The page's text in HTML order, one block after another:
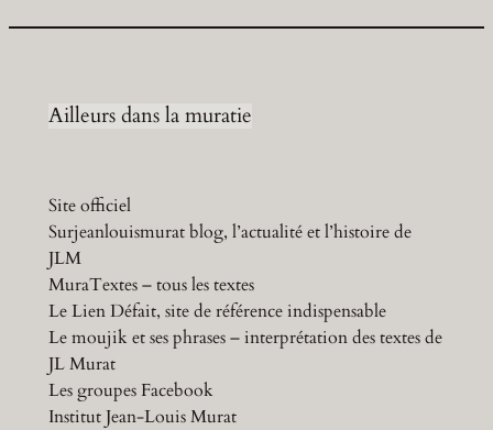
Ailleurs dans la muratie
Site officiel
Surjeanlouismurat blog, l’actualité et l’histoire de
JLM
MuraTextes – tous les textes
Le Lien Défait, site de référence indispensable
Le moujik et ses phrases – interprétation des textes de
JL Murat
Les groupes Facebook
Institut Jean-Louis Murat